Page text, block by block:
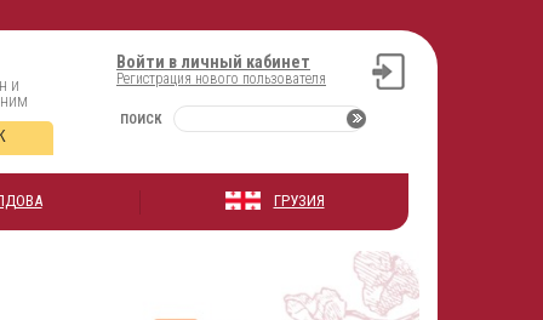
Войти в личный кабинет
Регистрация нового пользователя
ПОИСК
и
ГРУЗИЯ